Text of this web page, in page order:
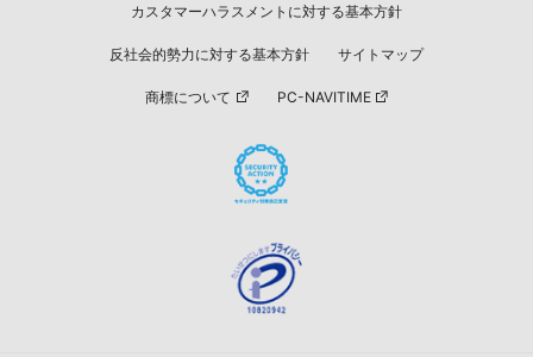
カスタマーハラスメントに対する基本方針
反社会的勢力に対する基本方針 サイトマップ
商標について PC-NAVITIME